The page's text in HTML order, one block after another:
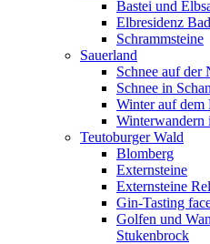
Bastei und
Elbresidenz
Schrammsteine
Sauerland
Schnee auf der
Schnee in
Winter auf dem
Winterwandern
Teutoburger Wald
Blomberg
Externsteine
Externsteine
Gin-Tasting
Golfen und
Stukenbrock